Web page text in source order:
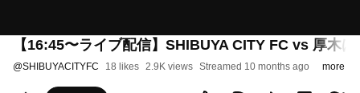
【16:45〜ライブ配信】SHIBUYA CITY FC vs 厚木
@SHIBUYACITYFC 18 likes 2.9K views Streamed 10 months ago more